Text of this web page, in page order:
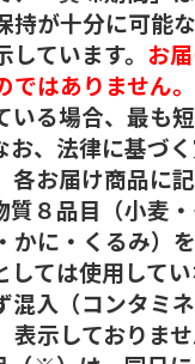
持が十分に可能
ています。 お
はありません。
いる場合、最も
お、法律に基づ
各お届け商品に記
８品目（小麦
かに・くるみ）
しては使用して
混入（コンタミ
表示しておりませ